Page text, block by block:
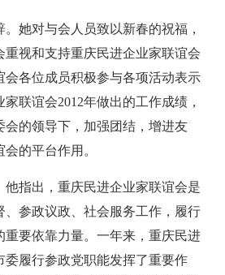
她对与会人员致以新春的祝福，
重视和支持重庆民进企业家联谊会
会各位成员积极参与各项活动表示
家联谊会2012年做出的工作成绩，
会的领导下，加强团结，增进友
的平台作用。
他指出，重庆民进企业家联谊会是
、参政议政、社会服务工作，履行
重要依靠力量。一年来，重庆民进
委履行参政党职能发挥了重要作